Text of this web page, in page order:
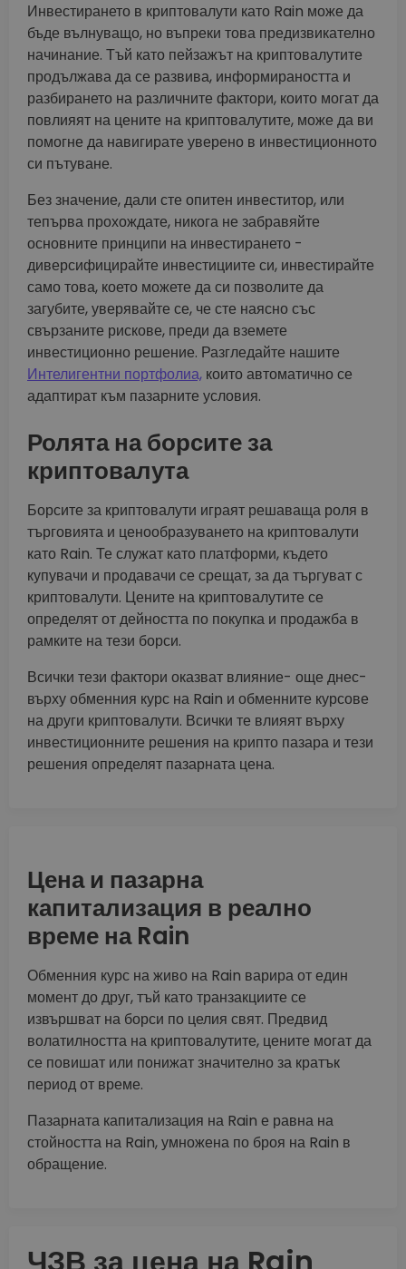
Инвестирането в криптовалути като Rain може да
бъде вълнуващо, но въпреки това предизвикателно
начинание. Тъй като пейзажът на криптовалутите
продължава да се развива, информираността и
разбирането на различните фактори, които могат да
повлияят на цените на криптовалутите, може да ви
помогне да навигирате уверено в инвестиционното
си пътуване.
Без значение, дали сте опитен инвеститор, или
тепърва прохождате, никога не забравяйте
основните принципи на инвестирането -
диверсифицирайте инвестициите си, инвестирайте
само това, което можете да си позволите да
загубите, уверявайте се, че сте наясно със
свързаните рискове, преди да вземете
инвестиционно решение. Разгледайте нашите
Интелигентни портфолиа, които автоматично се
адаптират към пазарните условия.
Ролята на борсите за
криптовалута
Борсите за криптовалути играят решаваща роля в
търговията и ценообразуването на криптовалути
като Rain. Те служат като платформи, където
купувачи и продавачи се срещат, за да търгуват с
криптовалути. Цените на криптовалутите се
определят от дейността по покупка и продажба в
рамките на тези борси.
Всички тези фактори оказват влияние- още днес-
върху обменния курс на Rain и обменните курсове
на други криптовалути. Всички те влияят върху
инвестиционните решения на крипто пазара и тези
решения определят пазарната цена.
Цена и пазарна
капитализация в реално
време на Rain
Обменния курс на живо на Rain варира от един
момент до друг, тъй като транзакциите се
извършват на борси по целия свят. Предвид
волатилността на криптовалутите, цените могат да
се повишат или понижат значително за кратък
период от време.
Пазарната капитализация на Rain е равна на
стойността на Rain, умножена по броя на Rain в
обращение.